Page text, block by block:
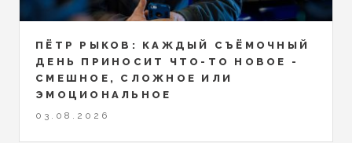
ПЁТР РЫКОВ: КАЖДЫЙ СЪЁМОЧНЫЙ
ДЕНЬ ПРИНОСИТ ЧТО-ТО НОВОЕ -
СМЕШНОЕ, СЛОЖНОЕ ИЛИ
ЭМОЦИОНАЛЬНОЕ
03.08.2026